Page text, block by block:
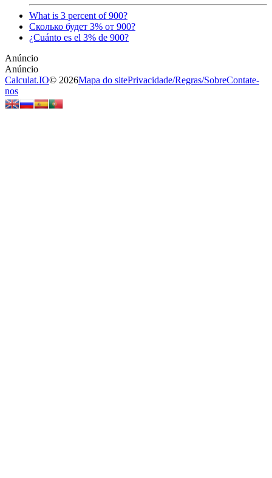
What is 3 percent of 900?
Сколько будет 3% от 900?
¿Cuánto es el 3% de 900?
Calculat.IO© 2026Mapa do sitePrivacidade/Regras/SobreContate-
nos